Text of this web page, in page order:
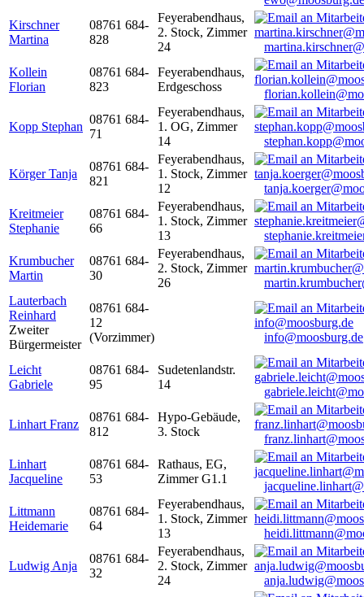
Kirschner
Martina
08761 684-
828
Feyerabendhaus,
2. Stock, Zimmer
24
Kollein
Florian
08761 684-
823
Feyerabendhaus,
Erdgeschoss
Kopp Stephan
08761 684-
71
Feyerabendhaus,
1. OG, Zimmer
14
Körger Tanja
08761 684-
821
Feyerabendhaus,
1. Stock, Zimmer
12
Kreitmeier
Stephanie
08761 684-
66
Feyerabendhaus,
1. Stock, Zimmer
13
Krumbucher
Martin
08761 684-
30
Feyerabendhaus,
2. Stock, Zimmer
26
Lauterbach
Reinhard
Zweiter
Bürgermeister
08761 684-
12
(Vorzimmer)
info@moosburg.de
Leicht
Gabriele
08761 684-
95
Sudetenlandstr.
14
Linhart Franz
08761 684-
812
Hypo-Gebäude,
3. Stock
Linhart
Jacqueline
08761 684-
53
Rathaus, EG,
Zimmer G1.1
Littmann
Heidemarie
08761 684-
64
Feyerabendhaus,
1. Stock, Zimmer
13
Ludwig Anja
08761 684-
32
Feyerabendhaus,
2. Stock, Zimmer
24